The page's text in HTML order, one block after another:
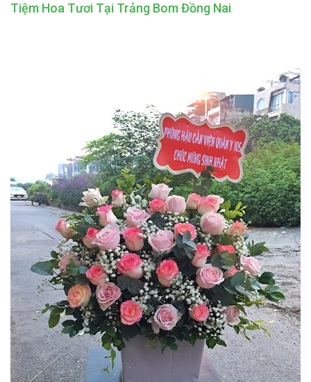
Tiệm Hoa Tươi Tại Trảng Bom Đồng Nai